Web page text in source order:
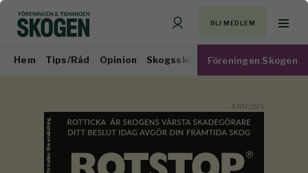
BLI MEDLEM
Hem Tips/Råd Opinion Skogsskötsel Virkesmarknad
Föreningen Skogen